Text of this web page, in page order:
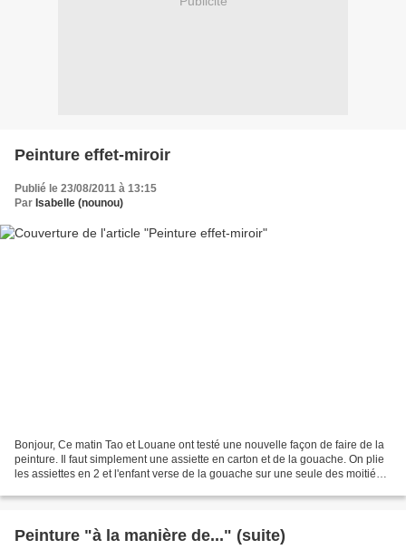
Peinture effet-miroir
Publié le 23/08/2011 à 13:15
Par Isabelle (nounou)
Bonjour, Ce matin Tao et Louane ont testé une nouvelle façon de faire de la
peinture. Il faut simplement une assiette en carton et de la gouache. On plie
les assiettes en 2 et l'enfant verse de la gouache sur une seule des moitiés
Peinture "à la manière de..." (suite)